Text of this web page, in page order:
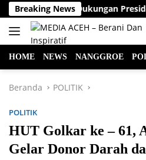
Langsung
ke
konten
Breaking News
Wa Apresiasi Dukungan
HOME NEWS NANGGROE
Beranda POLITIK
POLITIK
HUT Golkar ke – 61,
Gelar Donor Darah